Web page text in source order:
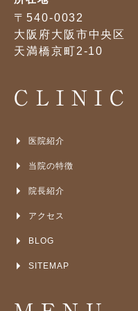
〒540-0032
大阪府大阪市中央区
天満橋京町2-10
CLINIC
医院紹介
当院の特徴
院長紹介
アクセス
BLOG
SITEMAP